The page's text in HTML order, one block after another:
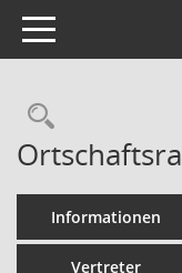
Toggle navigation
Informationen
Vertreter